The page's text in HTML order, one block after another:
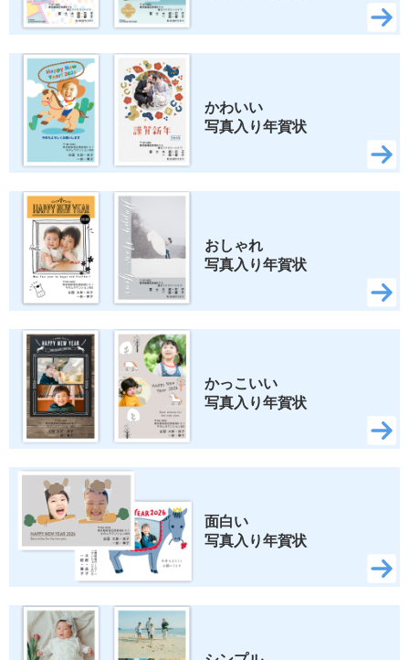
かわいい
写真入り年賀状
おしゃれ
写真入り年賀状
かっこいい
写真入り年賀状
面白い
写真入り年賀状